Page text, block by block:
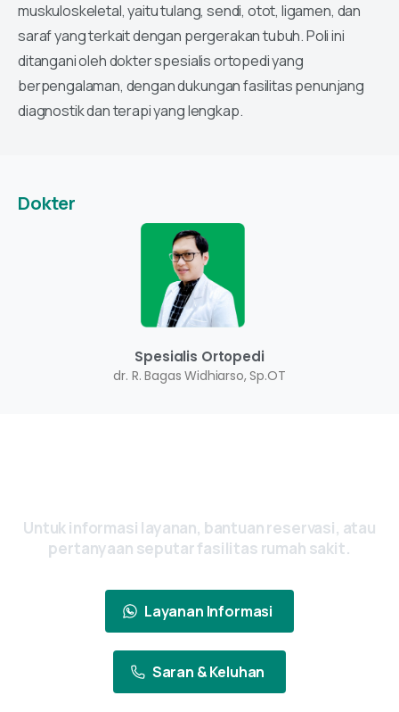
muskuloskeletal, yaitu tulang, sendi, otot, ligamen, dan
saraf yang terkait dengan pergerakan tubuh. Poli ini
ditangani oleh dokter spesialis ortopedi yang
berpengalaman, dengan dukungan fasilitas penunjang
diagnostik dan terapi yang lengkap.
Dokter
Spesialis Ortopedi
dr. R. Bagas Widhiarso, Sp.OT
Untukinformasi layanan, bantuanreservasi, atau
pertanyaan seputarfasilitas rumah sakit.
Layanan Informasi
Saran & Keluhan